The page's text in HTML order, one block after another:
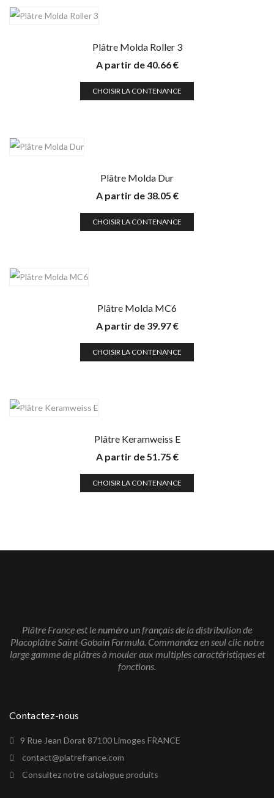
Plâtre Molda Roller 3
A partir de40.66€
CHOISIR LA CONTENANCE
Plâtre Molda Dur
A partir de 38.05 €
CHOISIR LA CONTENANCE
Plâtre Molda MC6
A partir de 39.97€
CHOISIR LA CONTENANCE
Plâtre Keramweiss E
A partir de 51.75 €
CHOISIR LA CONTENANCE
Plâtre France est le numéro un français de la distribution de
Placoplâtre Saint-Gobain Formula. Commandez en seul clic notre
large gamme de plâtres à mouler aux multiples caractéristiques et
fonctions.
Contactez-nous
9 Rue Jean Dorat 87100 Limoges FRANCE
contact@platrefrance.com
Consultez notre catalogue produits